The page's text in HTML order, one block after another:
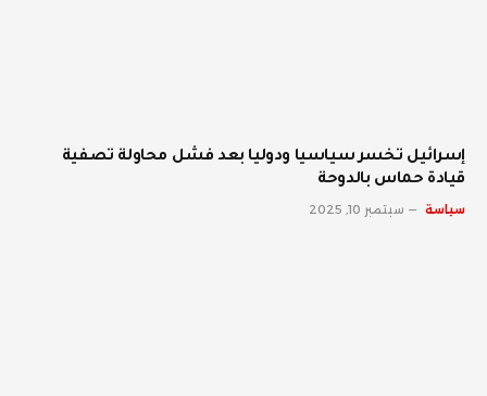
إسرائيل تخسر سياسيا ودوليا بعد فشل محاولة تصفية
قيادة حماس بالدوحة
سياسة سبتمبر 10, 2025